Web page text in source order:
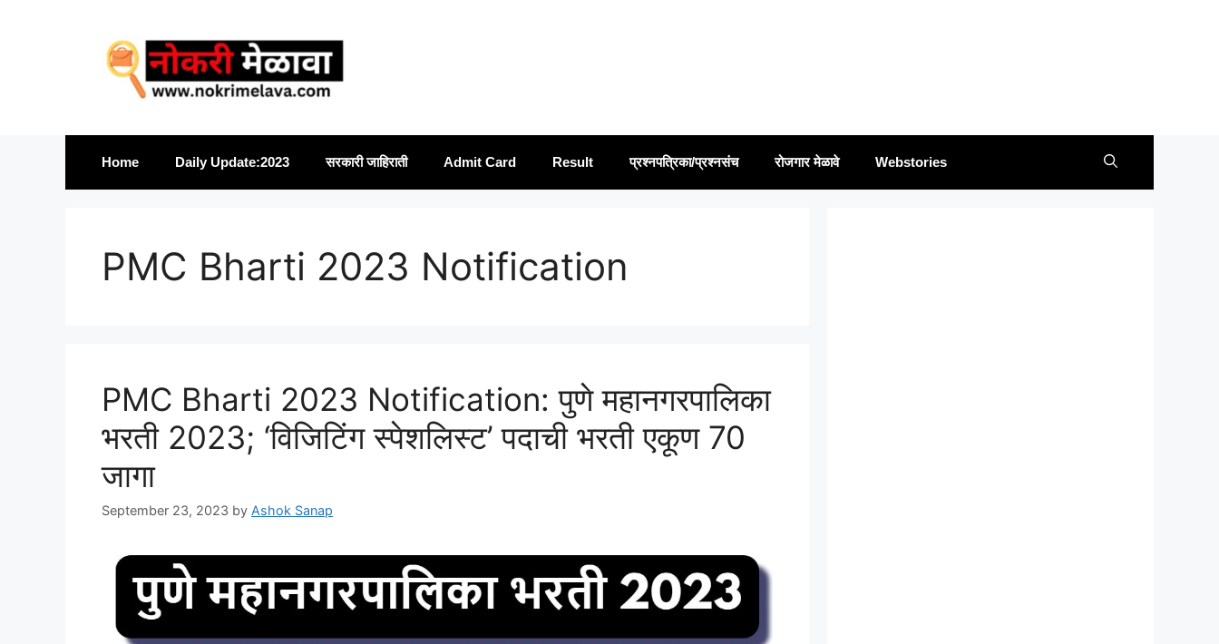
Home Daily Update:2023 सरकारी जाहिराती Admit Card Result प्रश्नपत्रिका/प्रश्नसंच रोजगार मेळावे Webstories
PMC Bharti 2023 Notification
PMC Bharti 2023 Notification: पुणे महानगरपालिका
भरती 2023; ‘विजिटिंग स्पेशलिस्ट’ पदाची भरती एकूण 70
जागा
September 23, 2023 by Ashok Sanap